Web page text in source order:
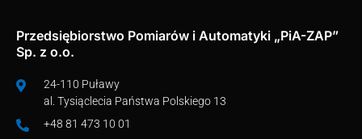
Przedsiębiorstwo Pomiarów i Automatyki „PiA-ZAP”
Sp. z o.o.
24-110 Puławy
al. Tysiąclecia Państwa Polskiego 13
+48 81 473 10 01